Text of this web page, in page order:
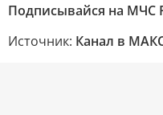
Подписывайся на МЧС
Источник: Канал в